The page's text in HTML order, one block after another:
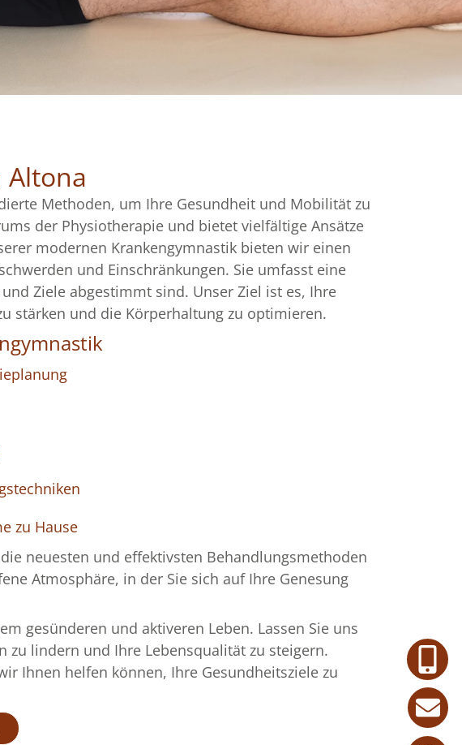
Altona
Methoden, um Ihre Gesundheit und Mobilität zu
der Physiotherapie und bietet vielfältige Ansätze
modernen Krankengymnastik bieten wir einen
und Einschränkungen. Sie umfasst eine
Ziele abgestimmt sind. Unser Ziel ist es, Ihre
stärken und die Körperhaltung zu optimieren.
zu Hause
neuesten und effektivsten Behandlungsmethoden
Atmosphäre, in der Sie sich auf Ihre Genesung
gesünderen und aktiveren Leben. Lassen Sie uns
zu lindern und Ihre Lebensqualität zu steigern.
Ihnen helfen können, Ihre Gesundheitsziele zu